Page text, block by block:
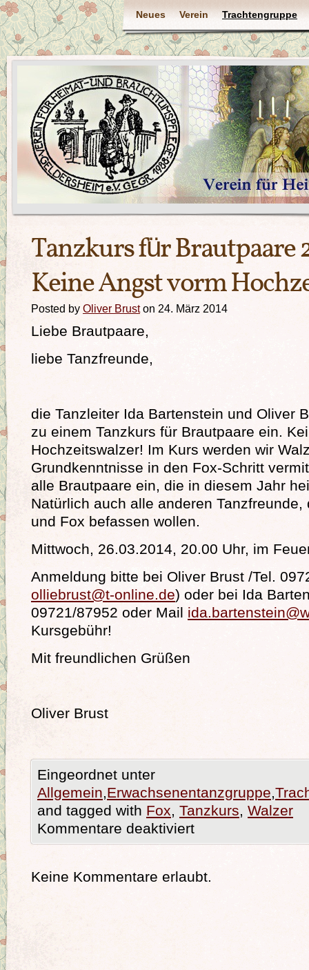
Neues Verein Trachtengruppe
Tanzkurs für Brautpaare
Keine Angst vorm
Posted by Oliver Bruston 24. März 2014
Liebe Brautpaare,
liebe Tanzfreunde,
die Tanzleiter Ida Bartenstein und Oliver
zu einem Tanzkurs für Brautpaare ein.
Hochzeitswalzer! Im Kurs werden wir
Grundkenntnisse in den Fox-Schritt
alle Brautpaare ein, die in diesem Jahr
Natürlich auch alle anderen
und Fox befassen wollen.
Mittwoch, 26.03.2014, 20.00 Uhr, im
Anmeldung bitte bei Oliver Brust /Tel.
olliebrust@t-online.de) oder bei Ida
09721/87952 oder Mail
Kursgebühr!
Mit freundlichen Grüßen
Oliver Brust
Eingeordnet unter
Allgemein,Erwachsenentanzgruppe,
and tagged with Fox, Tanzkurs, Walzer
Kommentare deaktiviert
Keine Kommentare erlaubt.